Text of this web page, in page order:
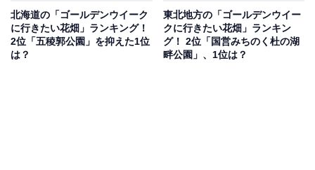
（30代女性／愛知県）、「動画でみた藤棚が本当にすば
らしかったので休みを利用していきたいと思ってます」
（40代女性／東京都）、「80mにおよぶ白藤のトンネル
北海道の「ゴールデンウイーク
に行きたい花畑」ランキング！
2位「五稜郭公園」を抑えた1位
は？
東北地方の「ゴールデンウイー
クに行きたい花畑」ランキン
グ！ 2位「国営みちのく杜の湖
畔公園」、1位は？